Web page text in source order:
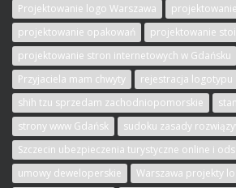
Projektowanie logo Warszawa
projektowanie opakowań
projektowanie
projektowanie stron internetowych w Gdańsku
Przyjaciela mam chwyty
rejestracja logotypu
shih tzu sprzedam zachodniopomorskie
strony www Gdańsk
sudoku zasady
Szczecin ubezpieczenia turystyczne online i
umowy deweloperskie
Warszawa projekty